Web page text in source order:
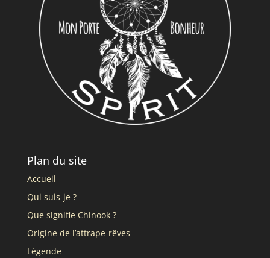
Plan du site
Accueil
Qui suis-je ?
Que signifie Chinook ?
Origine de l’attrape-rêves
Légende